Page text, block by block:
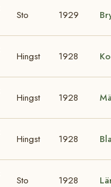
Sto 1929
Hingst 1928
Hingst 1928
Hingst 1928
Sto 1928